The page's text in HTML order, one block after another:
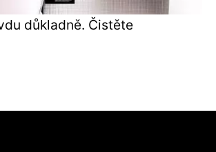
důkladně. Čistěte